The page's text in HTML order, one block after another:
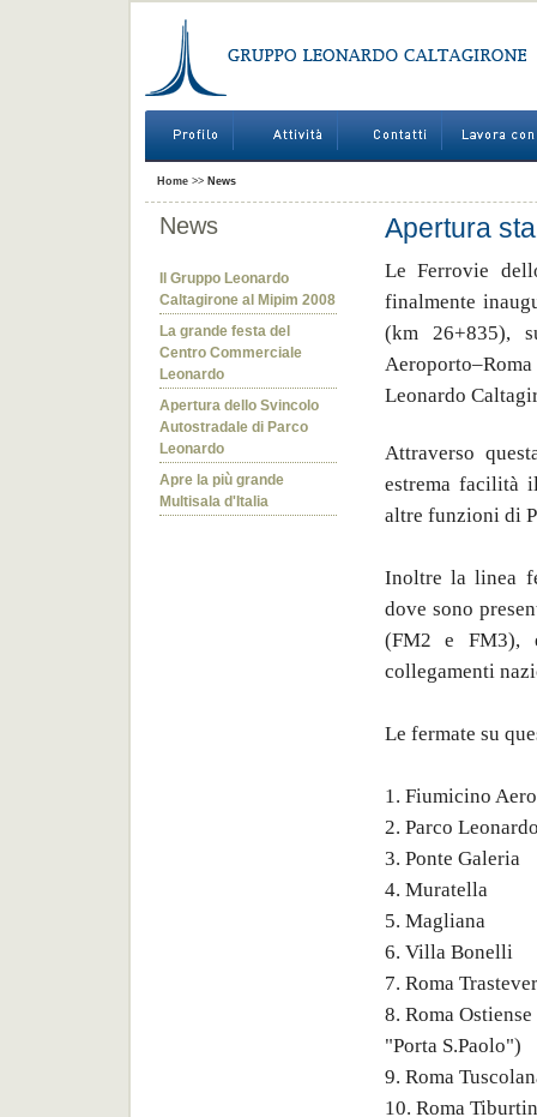
Home>> News
News
Il Gruppo Leonardo
Caltagirone al Mipim 2008
La grande festa del
Centro Commerciale
Leonardo
Apertura dello Svincolo
Autostradale di Parco
Leonardo
Apre la più grande
Multisala d'Italia
Apertura
Le Ferrovie
finalmente
(km 26+835),
Leonardo
Attraverso
estrema facilità
altre funzioni di
Inoltre la linea
dove sono
(FM2 e FM3),
collegamenti
Le fermate su
1. Fiumicino
2. Parco
3. Ponte Galeria
4. Muratella
5. Magliana
6. Villa Bonelli
7. Roma
8. Roma
"Porta S.Paolo")
9. Roma
10. Roma